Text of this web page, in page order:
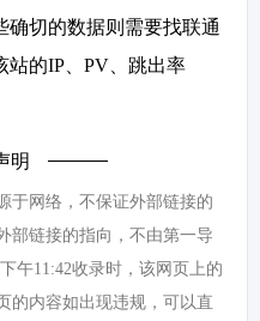
确切的数据则需要找联通
站的IP、PV、跳出率
明
于网络，不保证外部链接的
部链接的指向，不由第一导
午11:42收录时，该网页上的
的内容如出现违规，可以直